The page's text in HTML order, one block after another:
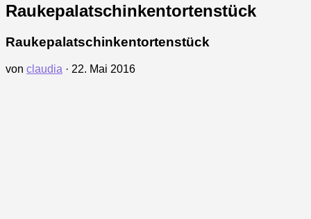
Raukepalatschinkentortenstück
Raukepalatschinkentortenstück
von claudia · 22. Mai 2016